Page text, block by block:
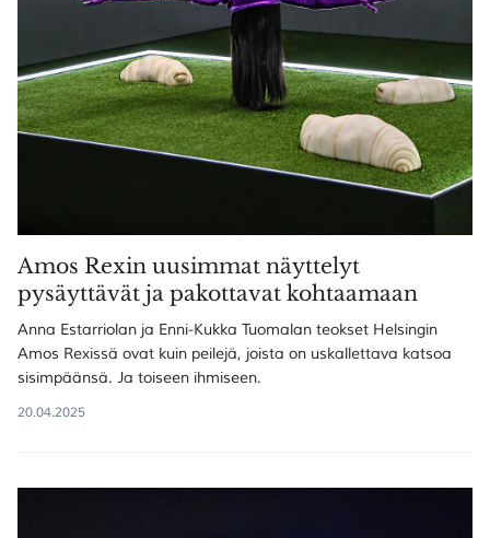
Amos Rexin uusimmat näyttelyt
pysäyttävät ja pakottavat kohtaamaan
Anna Estarriolan ja Enni-Kukka Tuomalan teokset Helsingin
Amos Rexissä ovat kuin peilejä, joista on uskallettava katsoa
sisimpäänsä. Ja toiseen ihmiseen.
20.04.2025